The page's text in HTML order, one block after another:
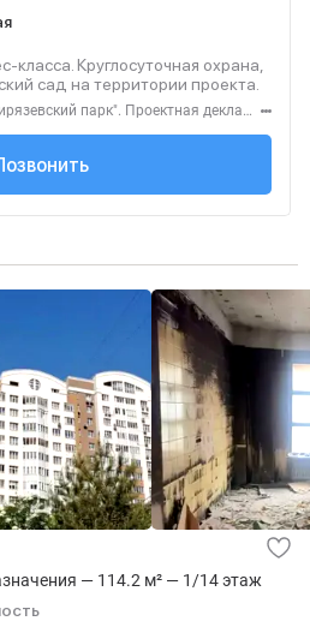
Круглосуточная охрана,
сад на территории проекта.
Застройщик — ООО СЗ "Тимирязевский парк". Проектная декларация — наш.дом.рф. Акция до 31.08.2026. Не оферта. Подробности — level.ru
137-47-...
— 114.2 м² — 1/14 этаж